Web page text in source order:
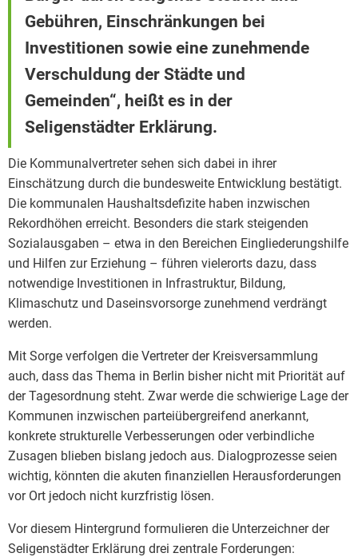
Gebühren, Einschränkungen bei
Investitionen sowie eine zunehmende
Verschuldung der Städte und
Gemeinden“, heißt es in der
Seligenstädter Erklärung.
Die Kommunalvertreter sehen sich dabei in ihrer
Einschätzung durch die bundesweite Entwicklung bestätigt.
Die kommunalen Haushaltsdefizite haben inzwischen
Rekordhöhen erreicht. Besonders die stark steigenden
Sozialausgaben – etwa in den Bereichen Eingliederungshilfe
und Hilfen zur Erziehung – führen vielerorts dazu, dass
notwendige Investitionen in Infrastruktur, Bildung,
Klimaschutz und Daseinsvorsorge zunehmend verdrängt
werden.
Mit Sorge verfolgen die Vertreter der Kreisversammlung
auch, dass das Thema in Berlin bisher nicht mit Priorität auf
der Tagesordnung steht. Zwar werde die schwierige Lage der
Kommunen inzwischen parteiübergreifend anerkannt,
konkrete strukturelle Verbesserungen oder verbindliche
Zusagen blieben bislang jedoch aus. Dialogprozesse seien
wichtig, könnten die akuten finanziellen Herausforderungen
vor Ort jedoch nicht kurzfristig lösen.
Vor diesem Hintergrund formulieren die Unterzeichner der
Seligenstädter Erklärung drei zentrale Forderungen: